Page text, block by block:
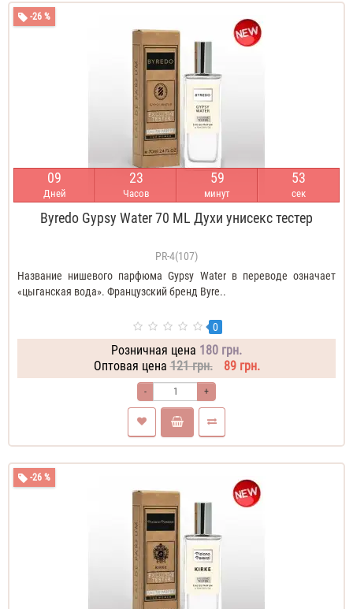
-26 %
09
Дней
23
Часов
59
минут
52
сек
Byredo Gypsy Water 70 ML Духи унисекс тестер
PR-4(107)
Название нишевого парфюма Gypsy Water в переводе означает
«цыганская вода». Французский бренд Byre..
0
Розничная цена 180 грн.
Оптовая цена 121 грн. 89 грн.
- +
-26 %